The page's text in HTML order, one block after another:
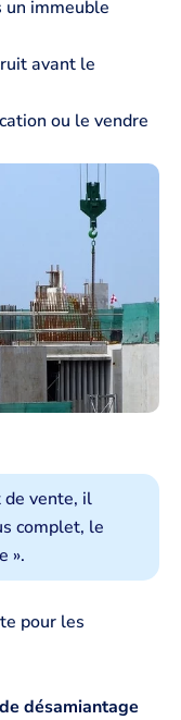
immeuble
avant le
ou le vendre
de vente, il
complet, le
».
pour les
désamiantage